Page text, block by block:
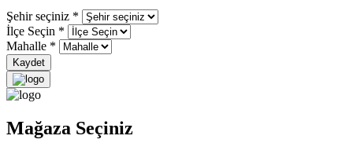
Şehir seçiniz *
İlçe Seçin *
Mahalle *
Kaydet
Mağaza Seçiniz